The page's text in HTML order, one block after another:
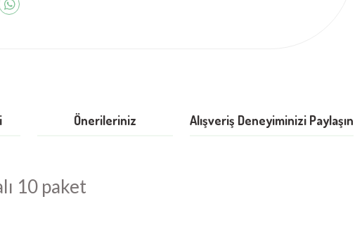
Önerileriniz Alışveriş Deneyiminizi Paylaşın
10 paket